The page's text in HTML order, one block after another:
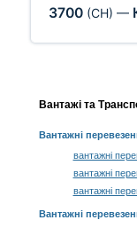
3700 (CH) —
Вантажі та
Вантажні
вантажні
вантажні
вантажні
Вантажні